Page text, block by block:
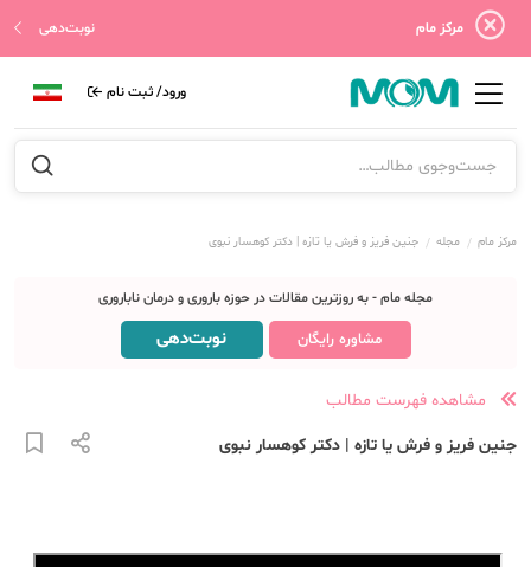
مرکز مام نوبت‌دهی
ورود/ ثبت نام
مرکز مام مجله جنین فریز و فرش یا تازه | دکتر کوهسار نبوی
مجله مام - به روزترین مقالات در حوزه باروری و درمان ناباروری
مشاوره رایگان نوبت‌دهی
مشاهده فهرست مطالب
جنین فریز و فرش یا تازه | دکتر کوهسار نبوی